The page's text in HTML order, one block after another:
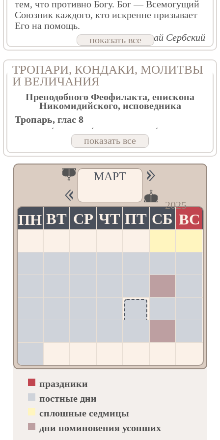
МАРТ
2025
ПН ВТ СР ЧТ ПТ СБ ВС
1
2
3
4 5 6 7 8
9
10 11 12 13 14 15 16
17 18 19 20
21
22 23
24 25 26 27 28 29 30
31праздники
постные дни
сплошные седмицы
дни поминовения усопших
тем, что противно Богу. Бог — Всемогущий
Союзник каждого, кто искренне призывает
Его на помощь.
Свт. Николай Сербский
показать все
ТРОПАРИ, КОНДАКИ, МОЛИТВЫ
И ВЕЛИЧАНИЯ
Преподобного Феофилакта, епископа
Никомидийского, исповедника
Тропарь, глас 8
Правосла́вия наста́вниче,/ благоче́стия
учи́телю и чистоты́,/ вселе́нныя
свети́льниче,/ архиере́ев Богодухнове́нное
удобре́ние,/ Феофила́кте прему́дре,/ уче́ньми
твои́ми, вся просвети́л еси́, цевни́це
духо́вная,/ моли́ Христа́ Бо́га спасти́ся
Ин тропарь, глас 6
Тая́ся, пожи́л еси́, прехва́льне,/ но Христо́с
тя показа́,/ я́ко свети́ло на све́щнице
мы́сленнем,/ и скрижа́ли ти вручи́ уче́ний
Свети́льник све́тел показа́лся еси́ в конце́х,/
оте́ц Собо́р уясни́л еси́,/ Тро́ице уго́дник
яви́лся еси́.// Е́йже предстоя́, моли́
непреста́нно о всех нас.
за нас/ Христа́ Бо́га на́шего.
Тропарь, глас 3
Апо́столе святы́й Ерми́е, / моли́
Ми́лостиваго Бо́га, / да прегреше́ний
показать все